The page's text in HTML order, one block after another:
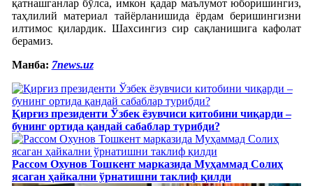
қатнашганлар бўлса, имкон қадар маълумот юборишингиз,
таҳлилий материал тайёрланишида ёрдам беришингизни
илтимос қилардик. Шахсингиз сир сақланишига кафолат
берамиз.
Манба: 7news.uz
Қирғиз президенти Ўзбек ёзувчиси китобини чиқарди –
бунинг ортида қандай сабаблар турибди?
Рассом Охунов Тошкент марказида Муҳаммад Солиҳ
яcаган ҳайкални ўрнатишни таклиф қилди